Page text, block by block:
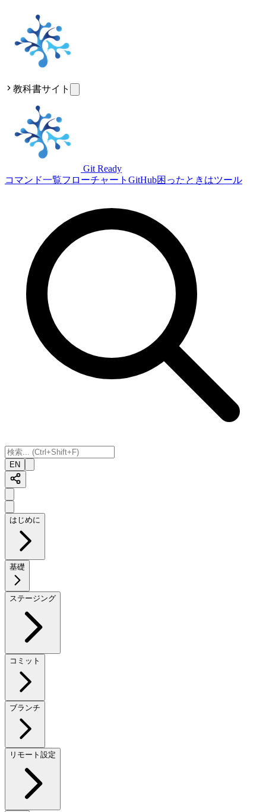
教科書サイト
Git Ready
コマンド一覧フローチャート GitHub困ったときはツール
EN
はじめに
基礎
ステージング
コミット
ブランチ
リモート設定